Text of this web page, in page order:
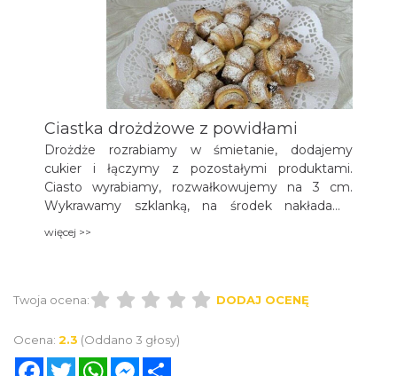
Ciastka drożdżowe z powidłami
Drożdże rozrabiamy w śmietanie, dodajemy
cukier i łączymy z pozostałymi produktami.
Ciasto wyrabiamy, rozwałkowujemy na 3 cm.
Wykrawamy szklanką, na środek nakładamy
zlepiamy. Smarujemy roztrzepanym jajkiem i
więcej >>
Twoja ocena: DODAJ OCENĘ
Ocena: 2.3 (Oddano 3 głosy)
FacebookTwitterWhatsAppMessenger